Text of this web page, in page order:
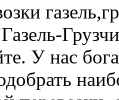
У нас